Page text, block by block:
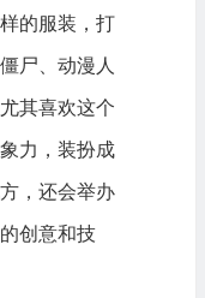
的服装，打
尸、动漫人
其喜欢这个
力，装扮成
，还会举办
创意和技